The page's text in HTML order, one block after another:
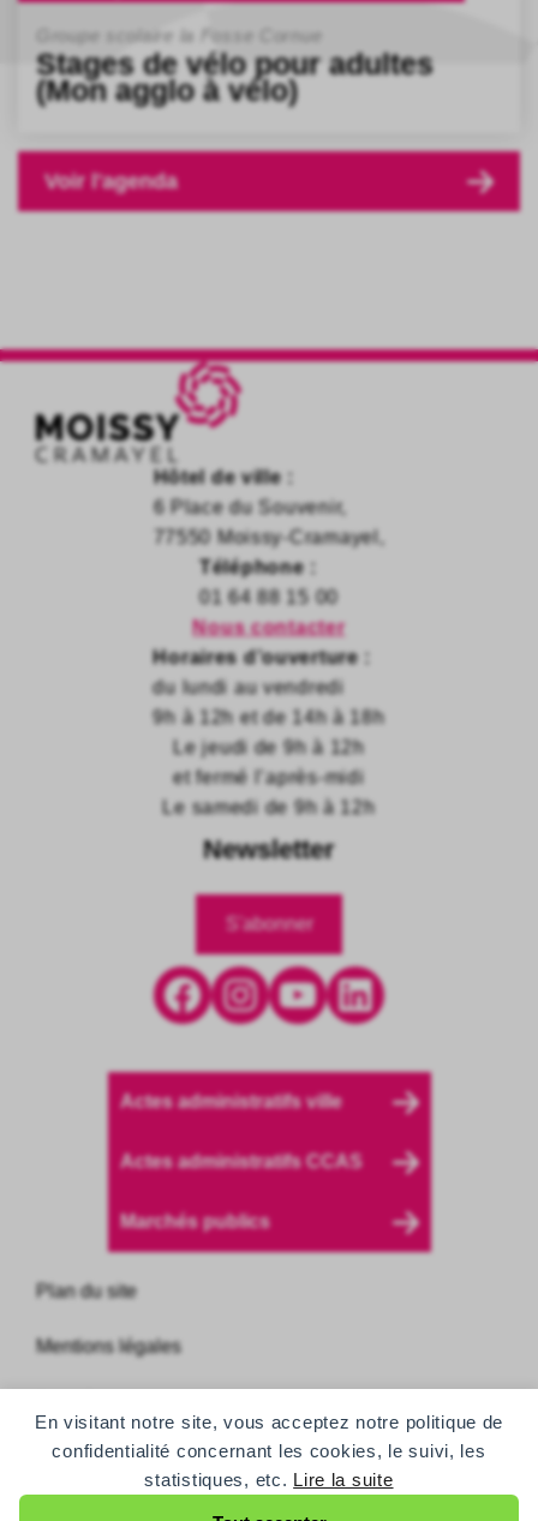
En visitant notre site, vous acceptez notre politique de
confidentialité concernant les cookies, le suivi, les
statistiques, etc. Lire la suite
Groupe scolaire la Fosse Cornue
Stages de vélo pour adultes
(Mon agglo à vélo)
Voir l'agenda
Hôtel de ville :
6 Place du Souvenir,
77550 Moissy-Cramayel,
Téléphone :
01 64 88 15 00
Nous contacter
Horaires d’ouverture :
du lundi au vendredi
9h à 12h et de 14h à 18h
Le jeudi de 9h à 12h
et fermé l’après-midi
Le samedi de 9h à 12h
Newsletter
S'abonner
Facebook Instagram YouTube LinkedIn
Actes administratifs ville
Actes administratifs CCAS
Marchés publics
Plan du site
Mentions légales
Accessibilité
Accessibilité des personnes sourdes et